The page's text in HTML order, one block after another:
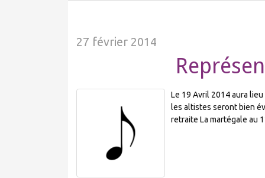
27 février 2014
Le 19 Avril 2014 aura
les altistes seront bien
retraite La martégale au